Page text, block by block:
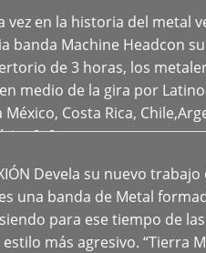
vez en la historia del metal
banda Machine Headcon
de 3 horas, los
medio de la gira por
México, Costa Rica,
[…]
Devela su nuevo trabajo
una banda de Metal
para ese tiempo de
más agresivo. “Tierra